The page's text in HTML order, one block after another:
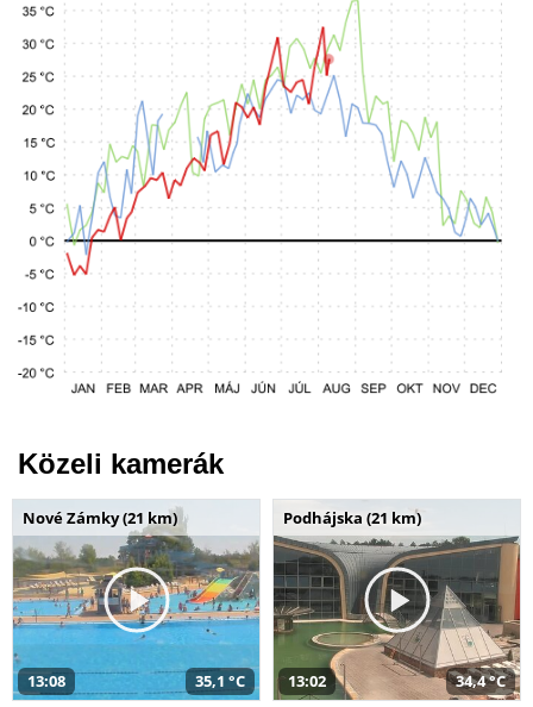
Közeli kamerák
Nové Zámky (21 km)
13:08 35,1 °C
Podhájska (21 km)
13:02 34,4 °C